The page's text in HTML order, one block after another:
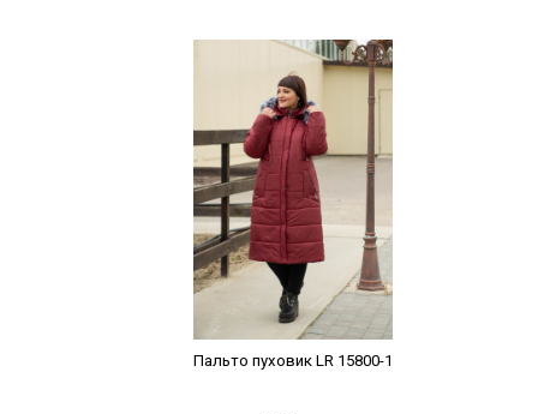
Наклейки Варіант з %
Пальто пуховик LR 15800-1